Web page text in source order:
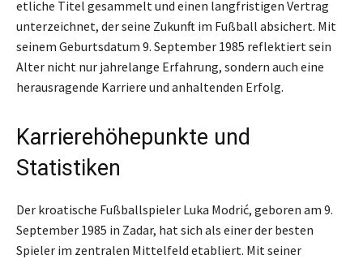
etliche Titel gesammelt und einen langfristigen Vertrag
unterzeichnet, der seine Zukunft im Fußball absichert. Mit
seinem Geburtsdatum 9. September 1985 reflektiert sein
Alter nicht nur jahrelange Erfahrung, sondern auch eine
herausragende Karriere und anhaltenden Erfolg.
Karrierehöhepunkte und
Statistiken
Der kroatische Fußballspieler Luka Modrić, geboren am 9.
September 1985 in Zadar, hat sich als einer der besten
Spieler im zentralen Mittelfeld etabliert. Mit seiner